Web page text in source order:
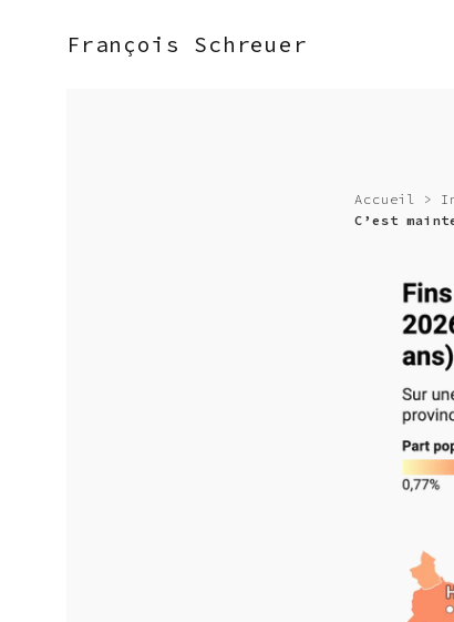
François Schreuer
Accueil >
C’est